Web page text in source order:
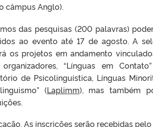
câmpus Anglo).
das pesquisas (200 palavras)
ao evento até 17 de agosto. A
os projetos em andamento
“Línguas em
de Psicolinguística, Línguas
(Laplimm), mas também
As inscrições serão recebidas pelo